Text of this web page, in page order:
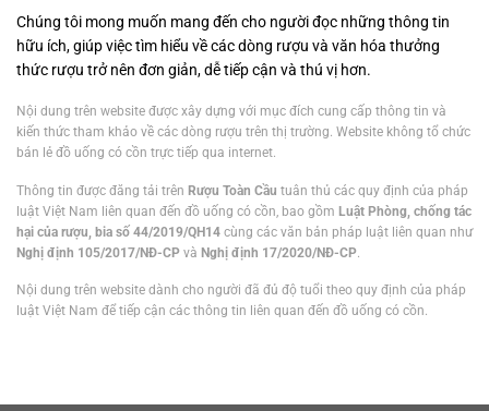
Chúng tôi mong muốn mang đến cho người đọc những thông tin
hữu ích, giúp việc tìm hiểu về các dòng rượu và văn hóa thưởng
thức rượu trở nên đơn giản, dễ tiếp cận và thú vị hơn.
Nội dung trên website được xây dựng với mục đích cung cấp thông tin và
kiến thức tham khảo về các dòng rượu trên thị trường. Website không tổ chức
bán lẻ đồ uống có cồn trực tiếp qua internet.
Thông tin được đăng tải trên Rượu Toàn Cầu tuân thủ các quy định của pháp
luật Việt Nam liên quan đến đồ uống có cồn, bao gồm Luật Phòng, chống tác
hại của rượu, bia số 44/2019/QH14 cùng các văn bản pháp luật liên quan như
Nghị định 105/2017/NĐ-CP và Nghị định 17/2020/NĐ-CP
Nội dung trên website dành cho người đã đủ độ tuổi theo quy định của pháp
luật Việt Nam để tiếp cận các thông tin liên quan đến đồ uống có cồn.